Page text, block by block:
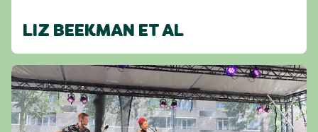
LIZ BEEKMAN ET AL